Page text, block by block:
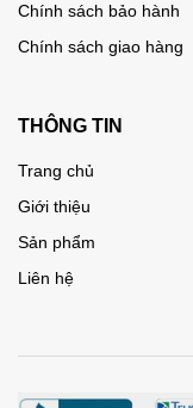
Chính sách bảo hành
Chính sách giao hàng
THÔNG TIN
Trang chủ
Giới thiệu
Sản phẩm
Liên hệ